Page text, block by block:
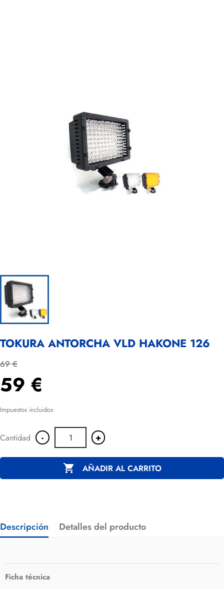
TOKURA ANTORCHA VLD HAKONE 126
69 €
59 €
Impuestos incluidos
Cantidad - +
 AÑADIR AL CARRITO
Descripción Detalles del producto
Ficha técnica